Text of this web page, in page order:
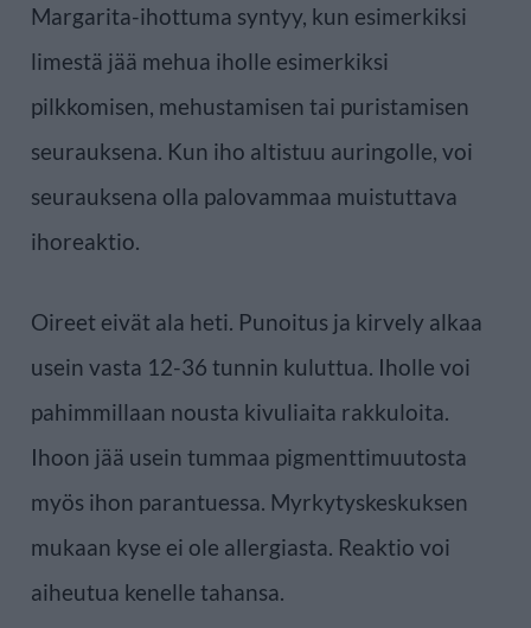
Margarita-ihottuma syntyy, kun esimerkiksi
limestä jää mehua iholle esimerkiksi
pilkkomisen, mehustamisen tai puristamisen
seurauksena. Kun iho altistuu auringolle, voi
seurauksena olla palovammaa muistuttava
ihoreaktio.
Oireet eivät ala heti. Punoitus ja kirvely alkaa
usein vasta 12-36 tunnin kuluttua. Iholle voi
pahimmillaan nousta kivuliaita rakkuloita.
Ihoon jää usein tummaa pigmenttimuutosta
myös ihon parantuessa. Myrkytyskeskuksen
mukaan kyse ei ole allergiasta. Reaktio voi
aiheutua kenelle tahansa.